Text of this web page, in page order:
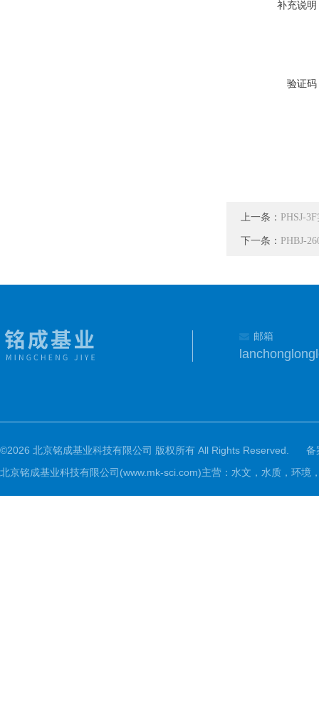
补充说明
验证码
上一条： PHSJ-
下一条： PHBJ-
邮箱
©2026 北京铭成基业科技有限公司 版权所有 All Rights Reserved.
备
北京铭成基业科技有限公司(www.mk-sci.com)主营：水文，水质，环境